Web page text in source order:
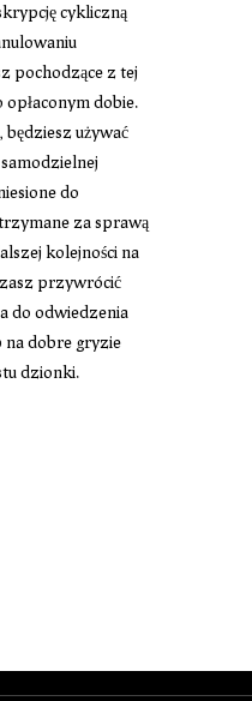
cykliczną
pochodzące z tej
dobie.
będziesz używać
do
za sprawą
kolejności na
przywrócić
do odwiedzenia
na dobre gryzie
dzionki.